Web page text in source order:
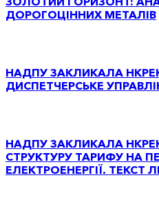
ДОРОГОЦІННИХ МЕТАЛІВ
НАДПУ ЗАКЛИКАЛА
ДИСПЕТЧЕРСЬКЕ
НАДПУ ЗАКЛИКАЛА
СТРУКТУРУ ТАРИФУ НА
ЕЛЕКТРОЕНЕРГІЇ. ТЕКСТ